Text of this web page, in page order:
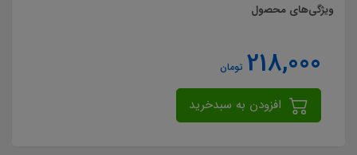
ویژگی‌های محصول
218,000 تومان